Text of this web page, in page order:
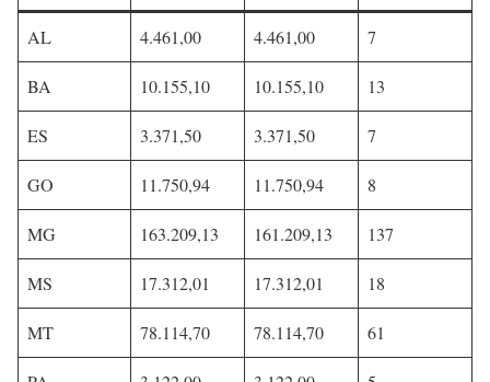
AL 4.461,00 4.461,00 7
BA 10.155,10 10.155,10 13
ES 3.371,50 3.371,50 7
GO 11.750,94 11.750,94 8
MG 163.209,13 161.209,13 137
MS 17.312,01 17.312,01 18
MT 78.114,70 78.114,70 61